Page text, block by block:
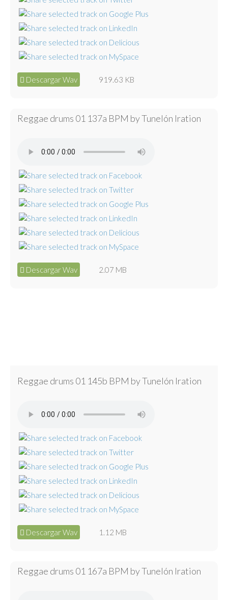
Descargar Wav 919.63 KB
Reggae drums 01 137a BPM by Tunelón Iration
Descargar Wav 2.07 MB
Reggae drums 01 145b BPM by Tunelón Iration
Descargar Wav 1.12 MB
Reggae drums 01 167a BPM by Tunelón Iration